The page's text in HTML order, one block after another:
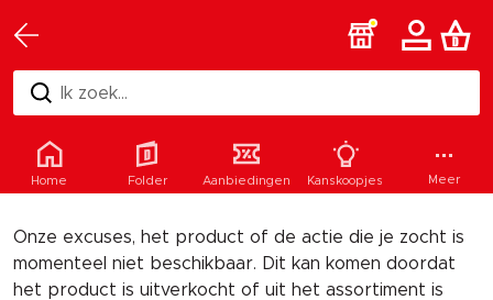
Ik zoek...
Helaas
Onze excuses, het product of de actie die je zocht is
momenteel niet beschikbaar. Dit kan komen doordat
het product is uitverkocht of uit het assortiment is
Home Folder Aanbiedingen Kanskoopjes Meer